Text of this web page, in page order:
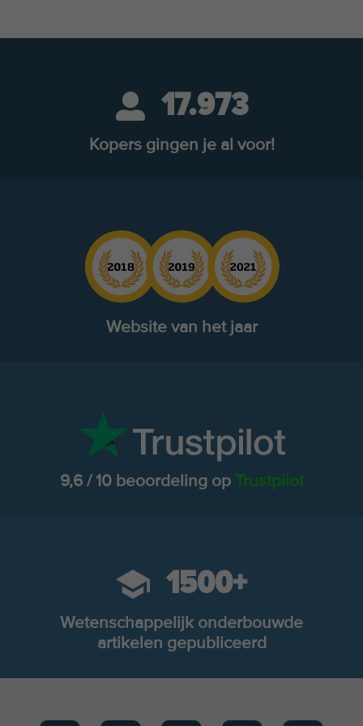
17.973
Kopers gingen je al voor!
Website van het jaar
9,6 / 10 beoordeling op Trustpilot
1500+
Wetenschappelijk onderbouwde
artikelen gepubliceerd